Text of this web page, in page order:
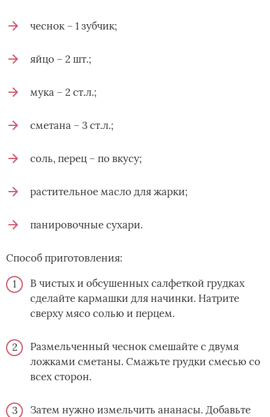
чеснок – 1 зубчик;
яйцо – 2 шт.;
мука – 2 ст.л.;
сметана – 3 ст.л.;
соль, перец – по вкусу;
растительное масло для жарки;
панировочные сухари.
Способ приготовления:
В чистых и обсушенных салфеткой грудках
сделайте кармашки для начинки. Натрите
сверху мясо солью и перцем.
Размельченный чеснок смешайте с двумя
ложками сметаны. Смажьте грудки смесью со
всех сторон.
Затем нужно измельчить ананасы. Добавьте